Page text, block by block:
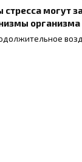
могут
организма